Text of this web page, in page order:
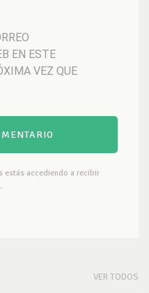
EN ESTE
VEZ QUE
estás accediendo a recibir
VER TODOS